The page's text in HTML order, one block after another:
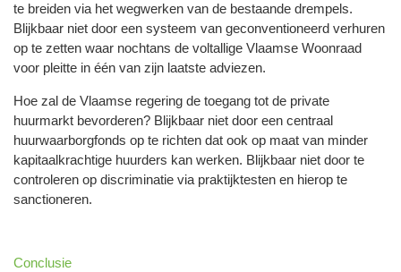
te breiden via het wegwerken van de bestaande drempels.
Blijkbaar niet door een systeem van geconventioneerd verhuren
op te zetten waar nochtans de voltallige Vlaamse Woonraad
voor pleitte in één van zijn laatste adviezen.
Hoe zal de Vlaamse regering de toegang tot de private
huurmarkt bevorderen? Blijkbaar niet door een centraal
huurwaarborgfonds op te richten dat ook op maat van minder
kapitaalkrachtige huurders kan werken. Blijkbaar niet door te
controleren op discriminatie via praktijktesten en hierop te
sanctioneren.
Conclusie